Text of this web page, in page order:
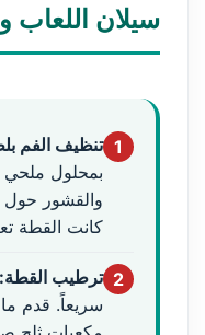
سيلان اللعاب
1 تنظيف الفم
بمحلول ملحي
والقشور حول
كانت القطة
2 ترطيب القطة:
سريعاً. قدم